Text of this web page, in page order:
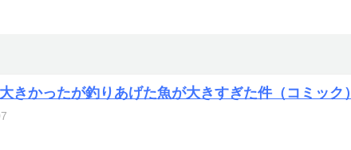
きかったが釣りあげた魚が大きすぎた件（コミック）